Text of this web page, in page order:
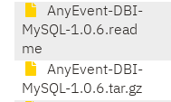
AnyEvent-DBI-
MySQL-1.0.6.read
me
AnyEvent-DBI-
MySQL-1.0.6.tar.gz